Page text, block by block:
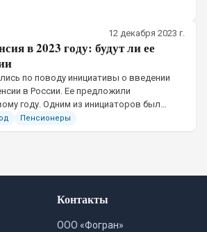
12 декабря 2023 г.
в 2023 году: будут ли ее
по поводу инициативы о введении
в России. Ее предложили
году. Одним из инициаторов был
ныне покойный лидер партии ЛДПР.
Пенсионеры
Контакты
ООО «Фогран»